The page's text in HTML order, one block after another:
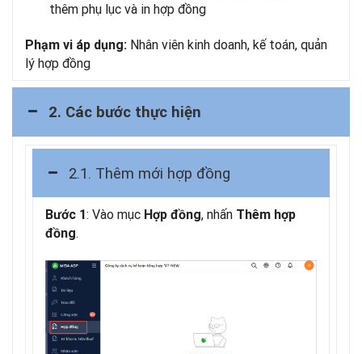
thêm phụ lục và in hợp đồng
Phạm vi áp dụng: Nhân viên kinh doanh, kế toán, quản
lý hợp đồng
2. Các bước thực hiện
2.1. Thêm mới hợp đồng
Bước 1: Vào mục Hợp đồng, nhấn Thêm hợp
đồng.